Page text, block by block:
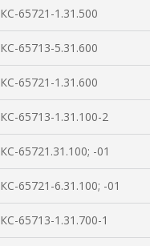
КС-65721-1.31.500
КС-65713-5.31.600
КС-65721-1.31.600
КС-65713-1.31.100-2
КС-65721.31.100; -01
КС-65721-6.31.100; -01
КС-65713-1.31.700-1